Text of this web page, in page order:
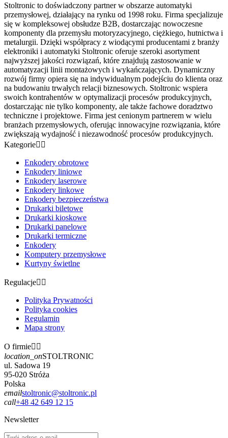
Stoltronic to doświadczony partner w obszarze automatyki
przemysłowej, działający na rynku od 1998 roku. Firma specjalizuje
się w kompleksowej obsłudze B2B, dostarczając nowoczesne
komponenty dla przemysłu motoryzacyjnego, ciężkiego, hutnictwa i
metalurgii. Dzięki współpracy z wiodącymi producentami z branży
elektroniki i automatyki Stoltronic oferuje szeroki asortyment
najwyższej jakości rozwiązań, które znajdują zastosowanie w
automatyzacji linii montażowych i wykańczających. Dynamiczny
rozwój firmy opiera się na indywidualnym podejściu do klienta oraz
na budowaniu trwałych relacji biznesowych. Stoltronic wspiera
swoich kontrahentów w optymalizacji procesów produkcyjnych,
dostarczając nie tylko komponenty, ale także fachowe doradztwo
techniczne i projektowe. Firma jest cenionym partnerem w wielu
branżach przemysłowych, oferując innowacyjne rozwiązania, które
zwiększają wydajność i niezawodność procesów produkcyjnych.
Kategorie 
Enkodery obrotowe
Enkodery liniowe
Enkodery laserowe
Enkodery linkowe
Enkodery bezpieczeństwa
Drukarki biletowe
Drukarki kioskowe
Drukarki panelowe
Drukarki termiczne
Enkodery
Komputery przemysłowe
Kurtyny świetlne
Regulacje 
Polityka Prywatności
Polityka cookies
Regulamin
Mapa strony
O firmie 
location_onSTOLTRONIC
ul. Sadowa 19
95-020 Stróża
Polska
emailstoltronic@stoltronic.pl
call+48 42 649 12 15
Newsletter